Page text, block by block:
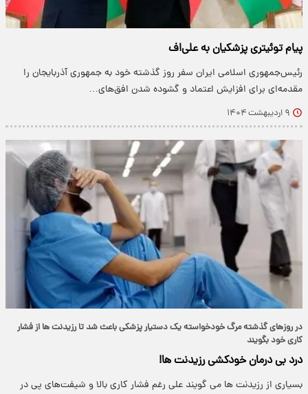
پیام توئیتری پزشکیان به علی‌اف
​​رئیس‌جمهوری اسلامی ایران سفر روز گذشته خود به جمهوری آذربایجان را
مقدمه‌ای برای افزایش اعتماد و گشوده شدن افق‌های…
۹ اردیبهشت ۱۴۰۴
در روزهای گذشته مرگ خودخواسته یک دستیار پزشکی باعث شد تا رزیدنت ها از فشار
کاری خود بگویند
درد بی درمان خودکشی رزیدنت ها!
بسیاری از رزیدنت ها می گویند علی رغم فشار کاری بالا و شیفت‌های پی در